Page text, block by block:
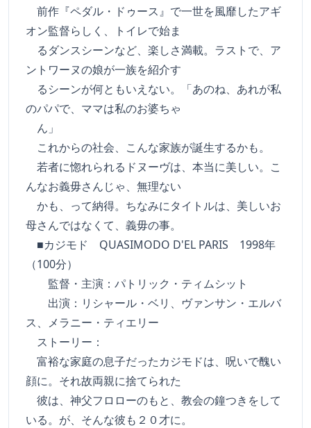
前作『ペダル・ドゥース』で一世を風靡したアギ
オン監督らしく、トイレで始ま
るダンスシーンなど、楽しさ満載。ラストで、ア
ントワーヌの娘が一族を紹介す
るシーンが何ともいえない。「あのね、あれが私
のパパで、ママは私のお婆ちゃ
ん」
これからの社会、こんな家族が誕生するかも。
若者に惚れられるドヌーヴは、本当に美しい。こ
んなお義毋さんじゃ、無理ない
かも、って納得。ちなみにタイトルは、美しいお
母さんではなくて、義毋の事。
■カジモド QUASIMODO D'EL PARIS 1998年
（100分）
監督・主演：パトリック・ティムシット
出演：リシャール・ベリ、ヴァンサン・エルバ
ス、メラニー・ティエリー
ストーリー：
富裕な家庭の息子だったカジモドは、呪いで醜い
顔に。それ故両親に捨てられた
彼は、神父フロローのもと、教会の鐘つきをして
いる。が、そんな彼も２０才に。